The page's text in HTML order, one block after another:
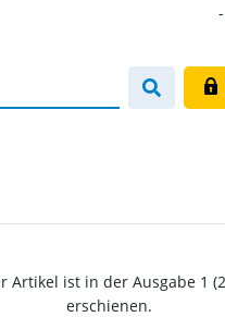
Artikel ist in der Ausgabe 1
erschienen.